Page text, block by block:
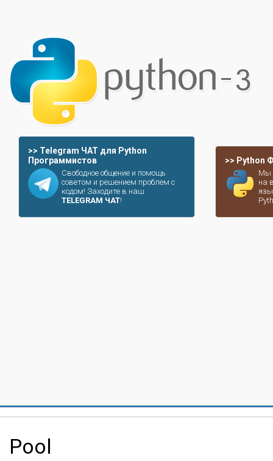
>> Telegram ЧАТ для Python
Программистов
Свободное общение и помощь
советом и решением проблем с
кодом! Заходите в наш
TELEGRAM ЧАТ!
>> Python
Мы
на
Pool